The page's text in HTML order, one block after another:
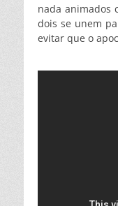
nada animados
dois se unem
evitar que o